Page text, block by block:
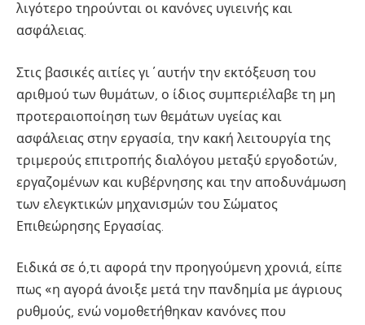
λιγότερο τηρούνται οι κανόνες υγιεινής και
ασφάλειας.
Στις βασικές αιτίες γι΄αυτήν την εκτόξευση του
αριθμού των θυμάτων, ο ίδιος συμπεριέλαβε τη μη
προτεραιοποίηση των θεμάτων υγείας και
ασφάλειας στην εργασία, την κακή λειτουργία της
τριμερούς επιτροπής διαλόγου μεταξύ εργοδοτών,
εργαζομένων και κυβέρνησης και την αποδυνάμωση
των ελεγκτικών μηχανισμών του Σώματος
Επιθεώρησης Εργασίας.
Ειδικά σε ό,τι αφορά την προηγούμενη χρονιά, είπε
πως «η αγορά άνοιξε μετά την πανδημία με άγριους
ρυθμούς, ενώ νομοθετήθηκαν κανόνες που